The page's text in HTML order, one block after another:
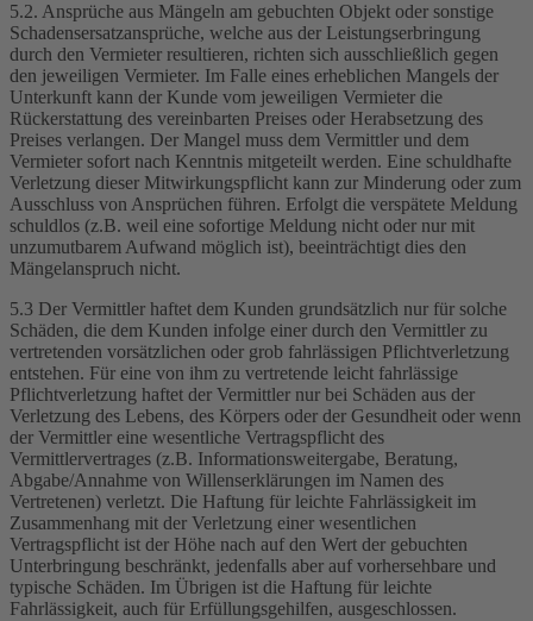
5.2. Ansprüche aus Mängeln am gebuchten Objekt oder sonstige
Schadensersatzansprüche, welche aus der Leistungserbringung
durch den Vermieter resultieren, richten sich ausschließlich gegen
den jeweiligen Vermieter. Im Falle eines erheblichen Mangels der
Unterkunft kann der Kunde vom jeweiligen Vermieter die
Rückerstattung des vereinbarten Preises oder Herabsetzung des
Preises verlangen. Der Mangel muss dem Vermittler und dem
Vermieter sofort nach Kenntnis mitgeteilt werden. Eine schuldhafte
Verletzung dieser Mitwirkungspflicht kann zur Minderung oder zum
Ausschluss von Ansprüchen führen. Erfolgt die verspätete Meldung
schuldlos (z.B. weil eine sofortige Meldung nicht oder nur mit
unzumutbarem Aufwand möglich ist), beeinträchtigt dies den
Mängelanspruch nicht.
5.3 Der Vermittler haftet dem Kunden grundsätzlich nur für solche
Schäden, die dem Kunden infolge einer durch den Vermittler zu
vertretenden vorsätzlichen oder grob fahrlässigen Pflichtverletzung
entstehen. Für eine von ihm zu vertretende leicht fahrlässige
Pflichtverletzung haftet der Vermittler nur bei Schäden aus der
Verletzung des Lebens, des Körpers oder der Gesundheit oder wenn
der Vermittler eine wesentliche Vertragspflicht des
Vermittlervertrages (z.B. Informationsweitergabe, Beratung,
Abgabe/Annahme von Willenserklärungen im Namen des
Vertretenen) verletzt. Die Haftung für leichte Fahrlässigkeit im
Zusammenhang mit der Verletzung einer wesentlichen
Vertragspflicht ist der Höhe nach auf den Wert der gebuchten
Unterbringung beschränkt, jedenfalls aber auf vorhersehbare und
typische Schäden. Im Übrigen ist die Haftung für leichte
Fahrlässigkeit, auch für Erfüllungsgehilfen, ausgeschlossen.